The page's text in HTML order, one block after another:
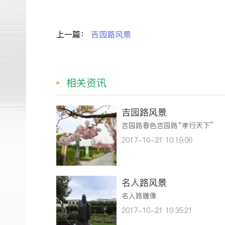
上一篇： 吉园路风景
相关资讯
吉园路风景
吉园路春色吉园路“孝行天下”
2017-10-21 10:19:06
名人路风景
名人路雕像
2017-10-21 10:35:21